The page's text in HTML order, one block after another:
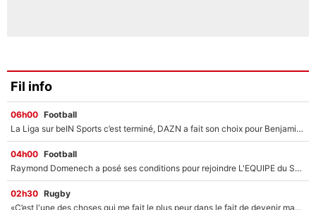
Fil info
06h00 Football
La Liga sur beIN Sports c’est terminé, DAZN a fait son choix pour Benjamin Da Silva et Omar Da Fonseca !
04h00 Football
Raymond Domenech a posé ses conditions pour rejoindre L'EQUIPE du Soir : Il refuse de faire l'émission avec un autre chroniqueur !
02h30 Rugby
«C’est l'une des choses qui me fait le plus peur dans le fait de devenir maman» : En couple avec Antoine Dupont, Iris Mittenaere s'inquiète déjà pour ses futurs enfants !